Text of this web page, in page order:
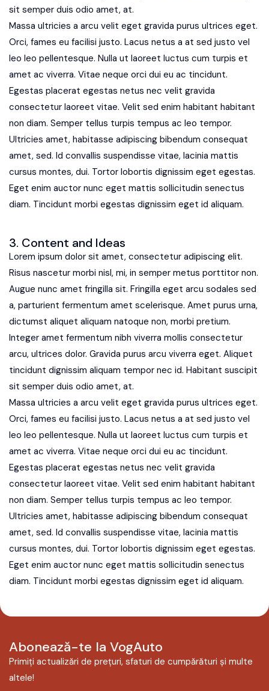
sit semper duis odio amet, at.
Massa ultricies a arcu velit eget gravida purus ultrices eget.
Orci, fames eu facilisi justo. Lacus netus a at sed justo vel
leo leo pellentesque. Nulla ut laoreet luctus cum turpis et
amet ac viverra. Vitae neque orci dui eu ac tincidunt.
Egestas placerat egestas netus nec velit gravida
consectetur laoreet vitae. Velit sed enim habitant habitant
non diam. Semper tellus turpis tempus ac leo tempor.
Ultricies amet, habitasse adipiscing bibendum consequat
amet, sed. Id convallis suspendisse vitae, lacinia mattis
cursus montes, dui. Tortor lobortis dignissim eget egestas.
Eget enim auctor nunc eget mattis sollicitudin senectus
diam. Tincidunt morbi egestas dignissim eget id aliquam.
3. Content and Ideas
Lorem ipsum dolor sit amet, consectetur adipiscing elit.
Risus nascetur morbi nisl, mi, in semper metus porttitor non.
Augue nunc amet fringilla sit. Fringilla eget arcu sodales sed
a, parturient fermentum amet scelerisque. Amet purus urna,
dictumst aliquet aliquam natoque non, morbi pretium.
Integer amet fermentum nibh viverra mollis consectetur
arcu, ultrices dolor. Gravida purus arcu viverra eget. Aliquet
tincidunt dignissim aliquam tempor nec id. Habitant suscipit
sit semper duis odio amet, at.
Massa ultricies a arcu velit eget gravida purus ultrices eget.
Orci, fames eu facilisi justo. Lacus netus a at sed justo vel
leo leo pellentesque. Nulla ut laoreet luctus cum turpis et
amet ac viverra. Vitae neque orci dui eu ac tincidunt.
Egestas placerat egestas netus nec velit gravida
consectetur laoreet vitae. Velit sed enim habitant habitant
non diam. Semper tellus turpis tempus ac leo tempor.
Ultricies amet, habitasse adipiscing bibendum consequat
amet, sed. Id convallis suspendisse vitae, lacinia mattis
cursus montes, dui. Tortor lobortis dignissim eget egestas.
Eget enim auctor nunc eget mattis sollicitudin senectus
diam. Tincidunt morbi egestas dignissim eget id aliquam.
Abonează-te la VogAuto
Primiți actualizări de prețuri, sfaturi de cumpărături și multe
altele!